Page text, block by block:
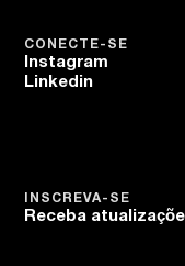
CONECTE-SE
Instagram
Linkedin
INSCREVA-SE
Receba